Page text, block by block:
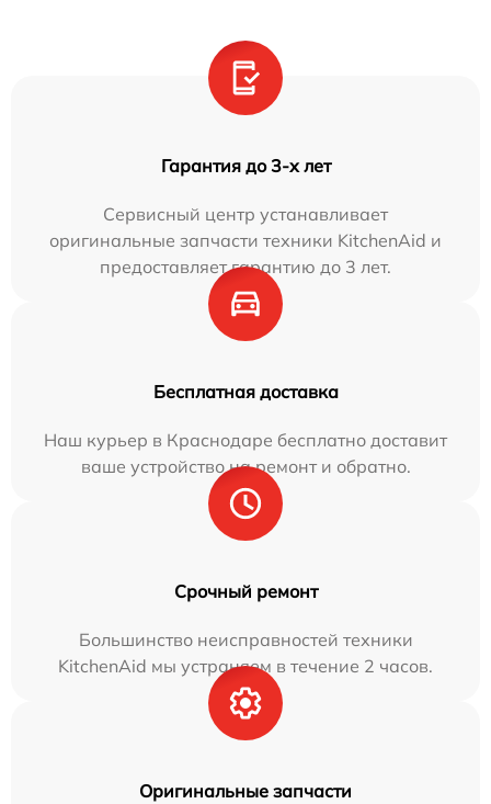
Гарантия до 3-х лет
Сервисный центр устанавливает
оригинальные запчасти техники KitchenAid и
предоставляет гарантию до 3 лет.
Бесплатная доставка
Наш курьер в Краснодаре бесплатно доставит
ваше устройство на ремонт и обратно.
Срочный ремонт
Большинство неисправностей техники
KitchenAid мы устраняем в течение 2 часов.
Оригинальные запчасти